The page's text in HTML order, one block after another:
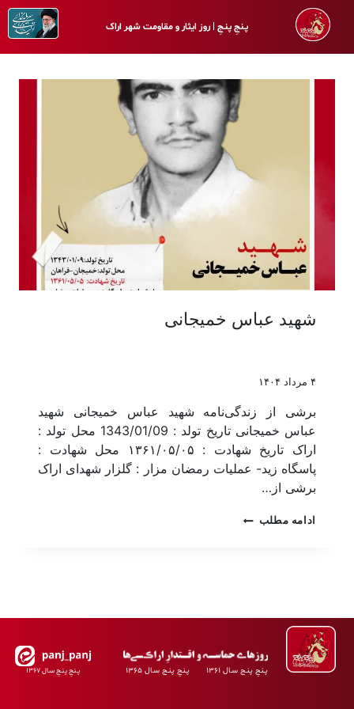
پـنجِ پنـجِ | روز ایثار و مقاومت شهر اراک
شهید عباس خمیجانی
۴ مرداد ۱۴۰۴
برشی از زندگی‌نامه شهید عباس خمیجانی شهید
عباس خمیجانی تاریخ تولد : 1343/01/09 محل تولد :
اراک تاریخ شهادت : ۱۳۶۱/۰۵/۰۵ محل شهادت :
پاسگاه زید- عملیات رمضان مزار : گلزار شهدای اراک
برشی از…
ادامه مطلب
پـنجِ پنـج سـال ۱۳۶۱ پـنجِ پنـج سـال ۱۳۶۵ پـنجِ پنـجِ سـال ۱۳۶۷